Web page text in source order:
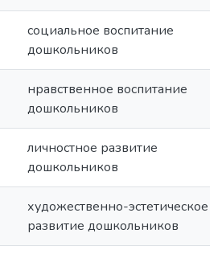
социальное воспитание
дошкольников
нравственное воспитание
дошкольников
личностное развитие
дошкольников
художественно-эстетическое
развитие дошкольников